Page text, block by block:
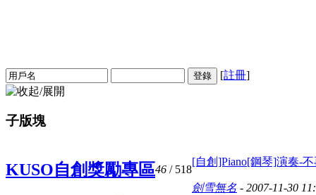
登錄 [註冊]
子版塊
KUSO自創獎勵專區46 / 518
[自創]Piano[鋼琴]演奏-
劍雪無名 - 2007-11-30